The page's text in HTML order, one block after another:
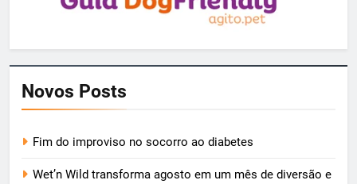
Novos Posts
Fim do improviso no socorro ao diabetes
Wet’n Wild transforma agosto em um mês de diversão e